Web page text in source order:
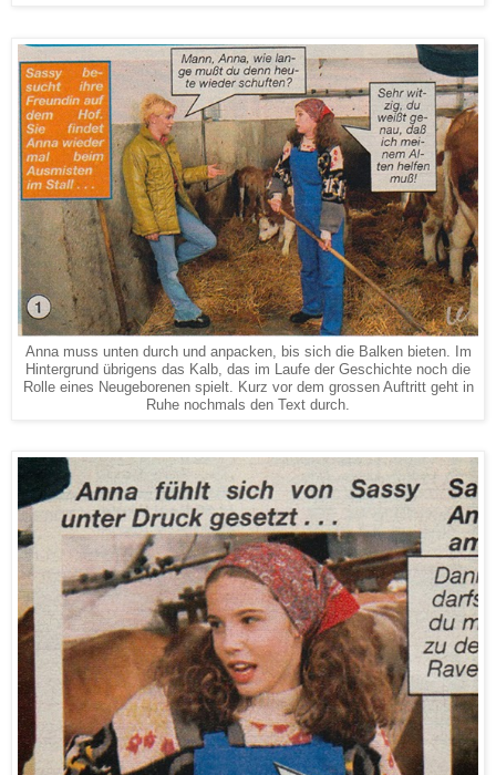
Anna muss unten durch und anpacken, bis sich die Balken bieten. Im
Hintergrund übrigens das Kalb, das im Laufe der Geschichte noch die
Rolle eines Neugeborenen spielt. Kurz vor dem grossen Auftritt geht in
Ruhe nochmals den Text durch.